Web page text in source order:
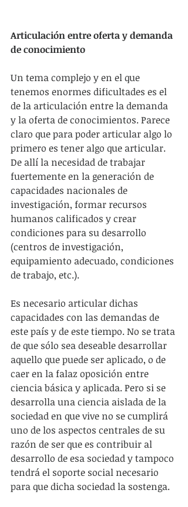
Articulación entre oferta y demanda
de conocimiento
Un tema complejo y en el que
tenemos enormes dificultades es el
de la articulación entre la demanda
y la oferta de conocimientos. Parece
claro que para poder articular algo lo
primero es tener algo que articular.
De allí la necesidad de trabajar
fuertemente en la generación de
capacidades nacionales de
investigación, formar recursos
humanos calificados y crear
condiciones para su desarrollo
(centros de investigación,
equipamiento adecuado, condiciones
de trabajo, etc.).
Es necesario articular dichas
capacidades con las demandas de
este país y de este tiempo. No se trata
de que sólo sea deseable desarrollar
aquello que puede ser aplicado, o de
caer en la falaz oposición entre
ciencia básica y aplicada. Pero si se
desarrolla una ciencia aislada de la
sociedad en que vive no se cumplirá
uno de los aspectos centrales de su
razón de ser que es contribuir al
desarrollo de esa sociedad y tampoco
tendrá el soporte social necesario
para que dicha sociedad la sostenga.